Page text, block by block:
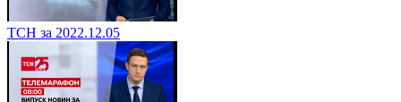
ТСН за 2022.12.05